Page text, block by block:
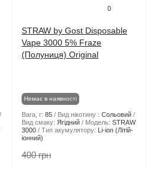
0
STRAW by Gost Disposable
Vape 3000 5% Fraze
(Полуниця) Original
Немає в наявності
Вага, г: 85 Вид нікотину : Сольовий
Вид смаку: Ягідний Модель: STRAW
3000
Тип акумулятору: Li-ion (Літій-
іонний)
400 грн